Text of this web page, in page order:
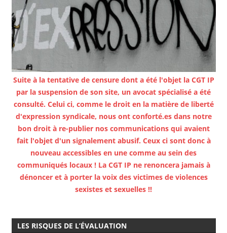
Suite à la tentative de censure dont a été l'objet la CGT IP
par la suspension de son site, un avocat spécialisé a été
consulté. Celui ci, comme le droit en la matière de liberté
d'expression syndicale, nous ont conforté.es dans notre
bon droit à re-publier nos communications qui avaient
fait l'objet d'un signalement abusif. Ceux ci sont donc à
nouveau accessibles en une comme au sein des
communiqués locaux ! La CGT IP ne renoncera jamais à
dénoncer et à porter la voix des victimes de violences
sexistes et sexuelles !!
LES RISQUES DE L’ÉVALUATION